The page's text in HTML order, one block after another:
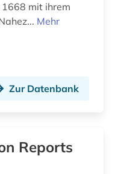
mit ihrem
Mehr
Zur Datenbank
Reports